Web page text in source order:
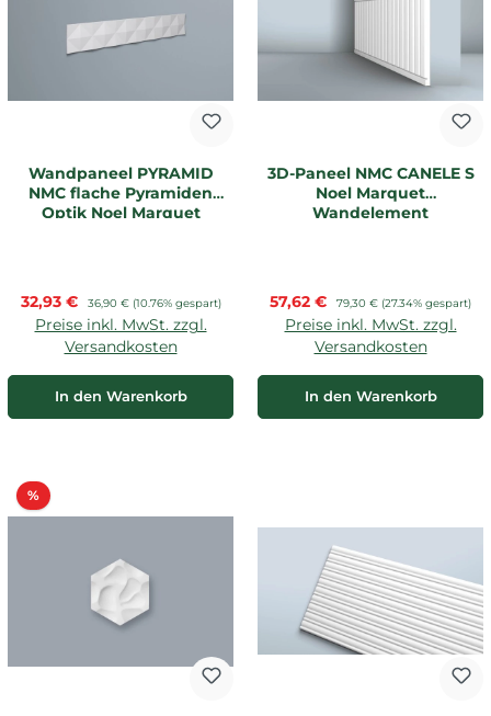
Wandpaneel PYRAMID
NMC flache Pyramiden
Optik Noel Marquet
Verkaufspreis:
32,93 € Regulärer Preis:
36,90 € (10.76% gespart)
Preise inkl. MwSt. zzgl.
Versandkosten
In den Warenkorb
3D-Paneel NMC CANELE S
Noel Marquet
Wandelement
Verkaufspreis:
57,62 € Regulärer Preis:
79,30 € (27.34% gespart)
Preise inkl. MwSt. zzgl.
Versandkosten
In den Warenkorb
%Rabatt